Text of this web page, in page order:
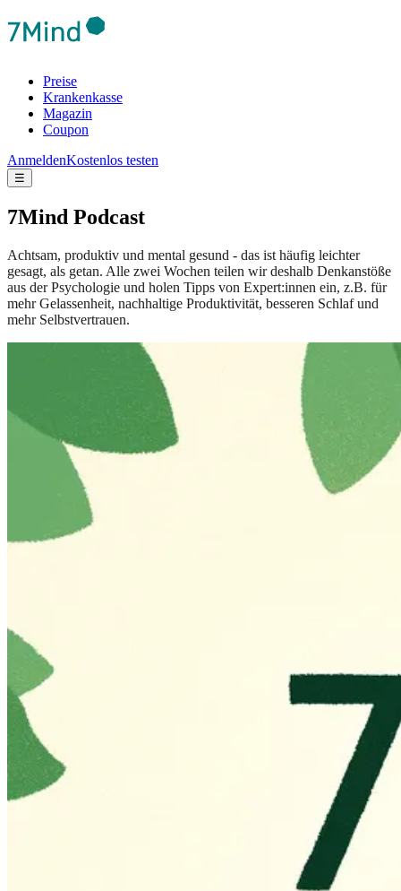
Preise
Krankenkasse
Magazin
Coupon
AnmeldenKostenlos testen
☰
7Mind Podcast
Achtsam, produktiv und mental gesund - das ist häufig leichter
gesagt, als getan. Alle zwei Wochen teilen wir deshalb Denkanstöße
aus der Psychologie und holen Tipps von Expert:innen ein, z.B. für
mehr Gelassenheit, nachhaltige Produktivität, besseren Schlaf und
mehr Selbstvertrauen.